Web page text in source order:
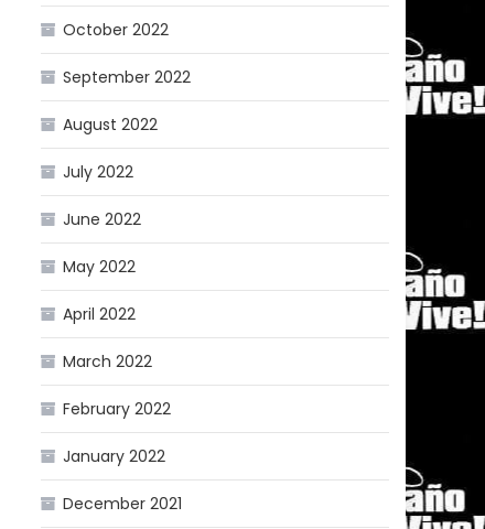
October 2022
September 2022
August 2022
July 2022
June 2022
May 2022
April 2022
March 2022
February 2022
January 2022
December 2021